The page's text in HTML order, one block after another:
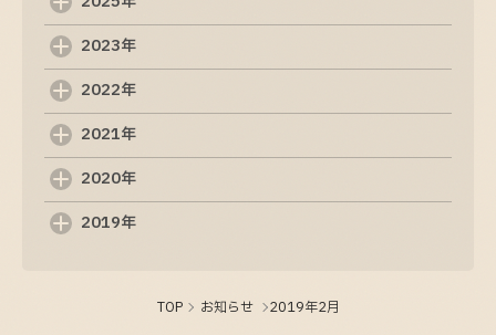
しゃべるだけ！無料AI活用無料セミナー開催！
12.8
2025-12-05
ホームページ制作の成功に必要な要素とは？
2023年
2022年
2021年
2020年
2019年
TOP お知らせ 2019年2月